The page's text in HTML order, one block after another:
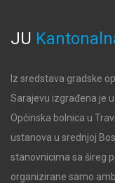
JU
Iz sredstava gradske
Sarajevu izgrađena je
Općinska bolnica u
ustanova u srednjoj
stanovnicima sa šireg
organizirane samo